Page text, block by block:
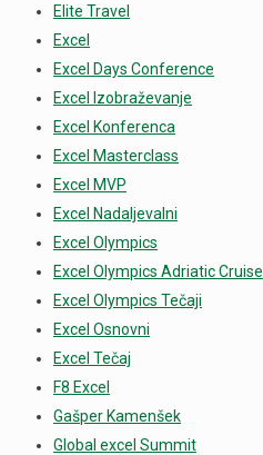
Elite Travel
Excel
Excel Days Conference
Excel Izobraževanje
Excel Konferenca
Excel Masterclass
Excel MVP
Excel Nadaljevalni
Excel Olympics
Excel Olympics Adriatic Cruise
Excel Olympics Tečaji
Excel Osnovni
Excel Tečaj
F8 Excel
Gašper Kamenšek
Global excel Summit